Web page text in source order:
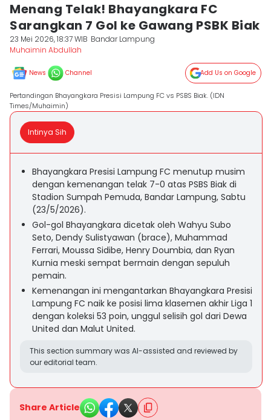
Menang Telak! Bhayangkara FC
Sarangkan 7 Gol ke Gawang PSBK Biak
23 Mei 2026, 18:37 WIB Bandar Lampung
Muhaimin Abdullah
News Channel Add Us on Google
Pertandingan Bhayangkara Presisi Lampung FC vs PSBS Biak. (IDN
Times/Muhaimin)
Intinya Sih
Bhayangkara Presisi Lampung FC menutup musim
dengan kemenangan telak 7-0 atas PSBS Biak di
Stadion Sumpah Pemuda, Bandar Lampung, Sabtu
(23/5/2026).
Gol-gol Bhayangkara dicetak oleh Wahyu Subo
Seto, Dendy Sulistyawan (brace), Muhammad
Ferrari, Moussa Sidibe, Henry Doumbia, dan Ryan
Kurnia meski sempat bermain dengan sepuluh
pemain.
Kemenangan ini mengantarkan Bhayangkara Presisi
Lampung FC naik ke posisi lima klasemen akhir Liga 1
dengan koleksi 53 poin, unggul selisih gol dari Dewa
United dan Malut United.
This section summary was AI-assisted and reviewed by
our editorial team.
Share Article